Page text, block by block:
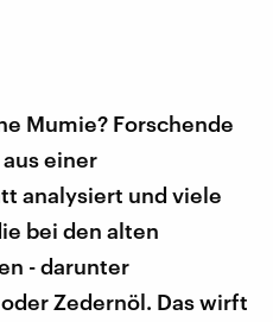
Mumie? Forschende
einer
analysiert und viele
bei den alten
- darunter
Zedernöl. Das wirft